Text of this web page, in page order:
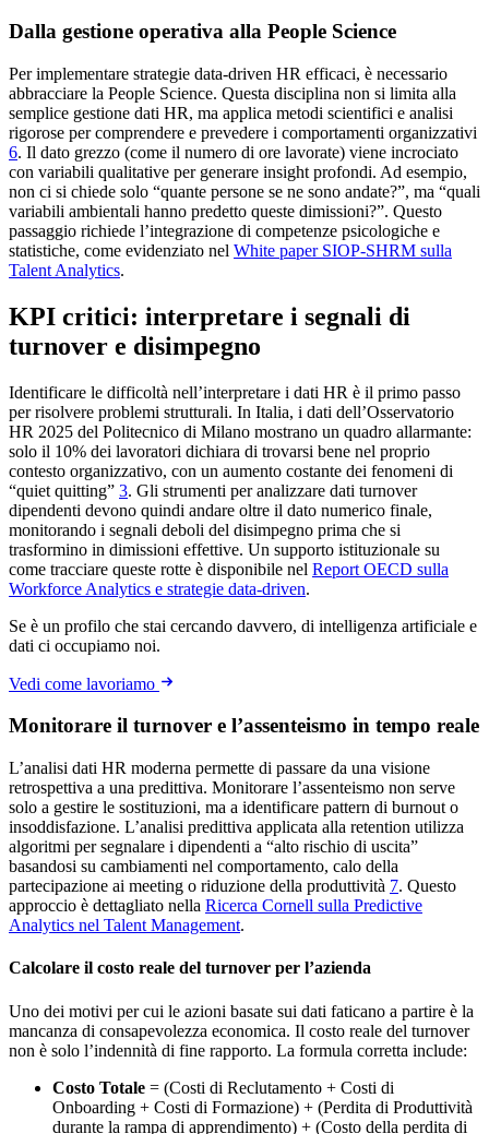
Dalla gestione operativa alla People Science
Per implementare strategie data-driven HR efficaci, è necessario
abbracciare la People Science. Questa disciplina non si limita alla
semplice gestione dati HR, ma applica metodi scientifici e analisi
rigorose per comprendere e prevedere i comportamenti organizzativi
6. Il dato grezzo (come il numero di ore lavorate) viene incrociato
con variabili qualitative per generare insight profondi. Ad esempio,
non ci si chiede solo “quante persone se ne sono andate?”, ma “quali
variabili ambientali hanno predetto queste dimissioni?”. Questo
passaggio richiede l’integrazione di competenze psicologiche e
statistiche, come evidenziato nel White paper SIOP-SHRM sulla
Talent Analytics.
KPI critici: interpretare i segnali di
turnover e disimpegno
Identificare le difficoltà nell’interpretare i dati HR è il primo passo
per risolvere problemi strutturali. In Italia, i dati dell’Osservatorio
HR 2025 del Politecnico di Milano mostrano un quadro allarmante:
solo il 10% dei lavoratori dichiara di trovarsi bene nel proprio
contesto organizzativo, con un aumento costante dei fenomeni di
“quiet quitting” 3. Gli strumenti per analizzare dati turnover
dipendenti devono quindi andare oltre il dato numerico finale,
monitorando i segnali deboli del disimpegno prima che si
trasformino in dimissioni effettive. Un supporto istituzionale su
come tracciare queste rotte è disponibile nel Report OECD sulla
Workforce Analytics e strategie data-driven.
Se è un profilo che stai cercando davvero, di intelligenza artificiale e
dati ci occupiamo noi.
Vedi come lavoriamo
Monitorare il turnover e l’assenteismo in tempo reale
L’analisi dati HR moderna permette di passare da una visione
retrospettiva a una predittiva. Monitorare l’assenteismo non serve
solo a gestire le sostituzioni, ma a identificare pattern di burnout o
insoddisfazione. L’analisi predittiva applicata alla retention utilizza
algoritmi per segnalare i dipendenti a “alto rischio di uscita”
basandosi su cambiamenti nel comportamento, calo della
partecipazione ai meeting o riduzione della produttività 7. Questo
approccio è dettagliato nella Ricerca Cornell sulla Predictive
Analytics nel Talent Management.
Calcolare il costo reale del turnover per l’azienda
Uno dei motivi per cui le azioni basate sui dati faticano a partire è la
mancanza di consapevolezza economica. Il costo reale del turnover
non è solo l’indennità di fine rapporto. La formula corretta include:
Costo Totale = (Costi di Reclutamento + Costi di
Onboarding + Costi di Formazione) + (Perdita di Produttività
durante la rampa di apprendimento) + (Costo della perdita di